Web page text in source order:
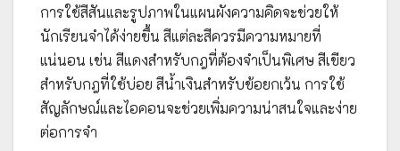
การใช้สีสันและรูปภาพในแผนผังความคิดจะช่วยให้
นักเรียนจำได้ง่ายขึ้น สีแต่ละสีควรมีความหมายที่
แน่นอน เช่น สีแดงสำหรับกฎที่ต้องจำเป็นพิเศษ สีเขียว
สำหรับกฎที่ใช้บ่อย สีน้ำเงินสำหรับข้อยกเว้น การใช้
สัญลักษณ์และไอคอนจะช่วยเพิ่มความน่าสนใจและง่าย
ต่อการจำ